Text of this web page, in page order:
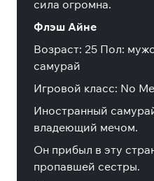
сила огромна.
Флэш Айне
Возраст: 25 Пол:
самурай
Игровой класс: No
Иностранный
владеющий мечом.
Он прибыл в эту
пропавшей сестры.